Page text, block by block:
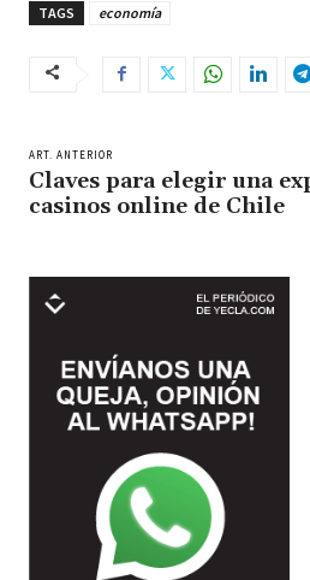
TAGS economía
ART. ANTERIOR
Claves para elegir una
casinos online de Chile